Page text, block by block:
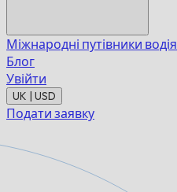
Міжнародні путівники водія
Блог
Увійти
UK | USD
Подати заявку